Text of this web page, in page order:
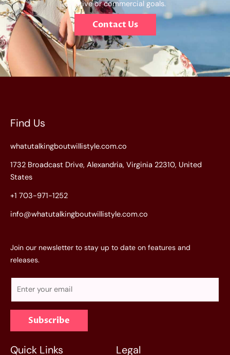
creative or commercial goals.
Contact Us
Find Us
whatutalkingboutwillistyle.com.co
1732 Broadcast Drive, Alexandria, Virginia 22310, United
States
+1 703-971-1252
info@whatutalkingboutwillistyle.com.co
Join our newsletter to stay up to date on features and
releases.
a
l
*
Subscribe
Quick Links Legal